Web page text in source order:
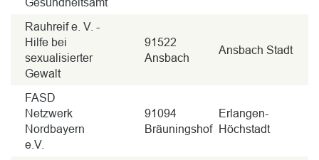
Rauhreif e. V. -
Hilfe bei
sexualisierter
Gewalt
91522
Ansbach
Ansbach Stadt
FASD
Netzwerk
Nordbayern
e.V.
91094
Bräuningshof
Erlangen-
Höchstadt